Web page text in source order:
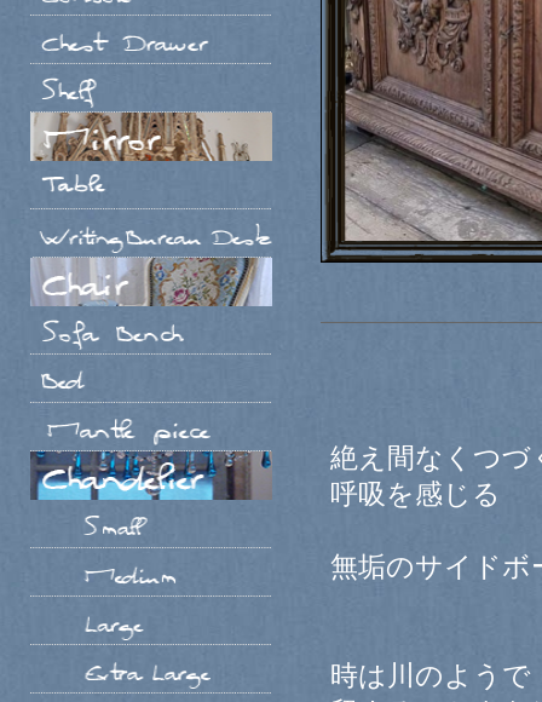
絶え間なくつづ
呼吸を感じる
無垢のサイドボ
時は川のようで